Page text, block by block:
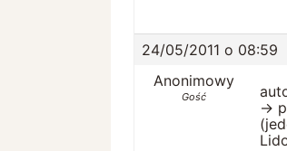
24/05/2011 o 08:59
Anonimowy
Gość
->